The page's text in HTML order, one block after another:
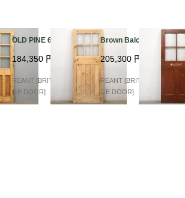
OLD PINE 6 GLASS
184,350 円
REANT [BRITISH VINTA
GE DOOR]
Brown Balcony Glass
205,300 円
REANT [BRITISH VINTA
GE DOOR]